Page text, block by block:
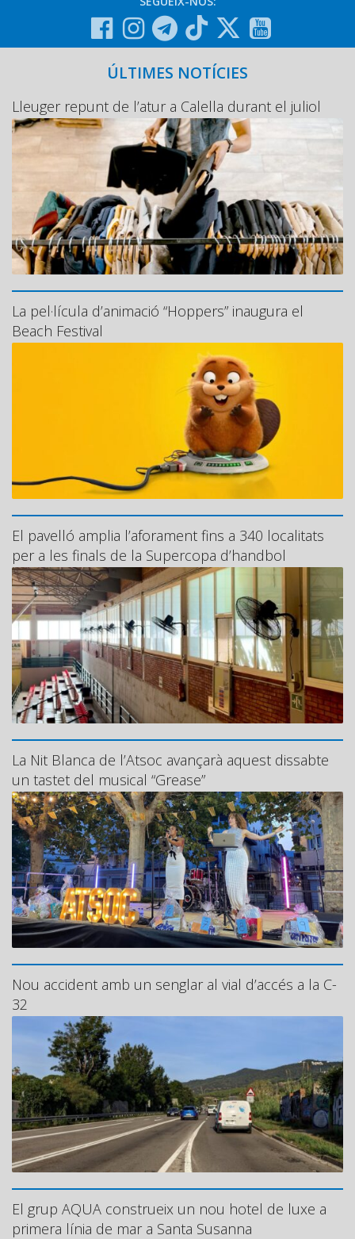
ÚLTIMES NOTÍCIES
Lleuger repunt de l’atur a Calella durant el juliol
La pel·lícula d’animació “Hoppers” inaugura el
Beach Festival
El pavelló amplia l’aforament fins a 340 localitats
per a les finals de la Supercopa d’handbol
La Nit Blanca de l’Atsoc avançarà aquest dissabte
un tastet del musical “Grease”
Nou accident amb un senglar al vial d’accés a la C-
32
El grup AQUA construeix un nou hotel de luxe a
primera línia de mar a Santa Susanna